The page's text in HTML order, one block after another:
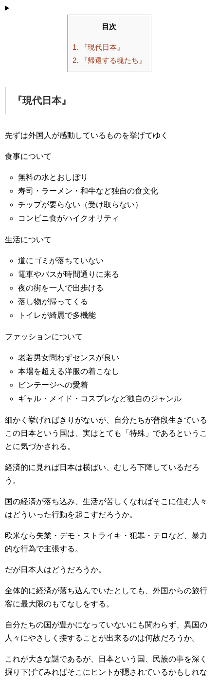
目次
1. 『現代日本』
2. 『帰還する魂たち』
『現代日本』
先ずは外国人が感動しているものを挙げてゆく
食事について
無料の水とおしぼり
寿司・ラーメン・和牛など独自の食文化
チップが要らない（受け取らない）
コンビニ食がハイクオリティ
生活について
道にゴミが落ちていない
電車やバスが時間通りに来る
夜の街を一人で出歩ける
落し物が帰ってくる
トイレが綺麗で多機能
ファッションについて
老若男女問わずセンスが良い
本場を超える洋服の着こなし
ビンテージへの愛着
ギャル・メイド・コスプレなど独自のジャンル
細かく挙げればきりがないが、自分たちが普段生きている
この日本という国は、実はとても「特殊」であるというこ
とに気づかされる。
経済的に見れば日本は横ばい、むしろ下降しているだろ
う。
国の経済が落ち込み、生活が苦しくなればそこに住む人々
はどういった行動を起こすだろうか。
欧米なら失業・デモ・ストライキ・犯罪・テロなど、暴力
的な行為で主張する。
だが日本人はどうだろうか。
全体的に経済が落ち込んでいたとしても、外国からの旅行
客に最大限のもてなしをする。
自分たちの国が豊かになっていないにも関わらず、異国の
人々にやさしく接することが出来るのは何故だろうか。
これが大きな謎であるが、日本という国、民族の事を深く
掘り下げてみればそこにヒントが隠されているかもしれな